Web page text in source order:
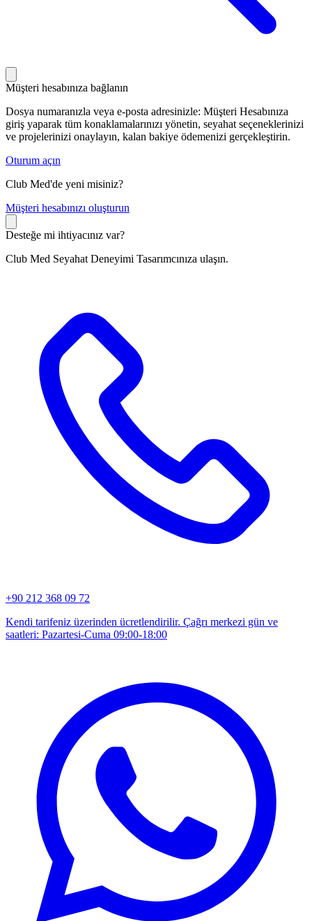
Müşteri hesabınıza bağlanın
Dosya numaranızla veya e-posta adresinizle: Müşteri Hesabınıza
giriş yaparak tüm konaklamalarınızı yönetin, seyahat seçeneklerinizi
ve projelerinizi onaylayın, kalan bakiye ödemenizi gerçekleştirin.
Oturum açın
Club Med'de yeni misiniz?
Müşteri hesabınızı oluşturun
Desteğe mi ihtiyacınız var?
Club Med Seyahat Deneyimi Tasarımcınıza ulaşın.
+90 212 368 09 72
Kendi tarifeniz üzerinden ücretlendirilir. Çağrı merkezi gün ve
saatleri: Pazartesi-Cuma 09:00-18:00